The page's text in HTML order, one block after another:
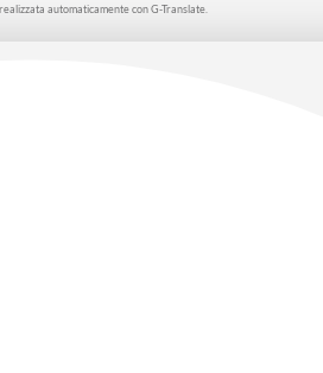
automaticamente con G-Translate.